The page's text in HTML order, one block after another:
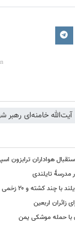
آیت‌الله خامنه‌ای رهبر
هواداران ترابزون
مدرسۀ تایلندی
با چند کشته و ۲۰ زخمی
زائران اربعین
با حمله موشکی یمن